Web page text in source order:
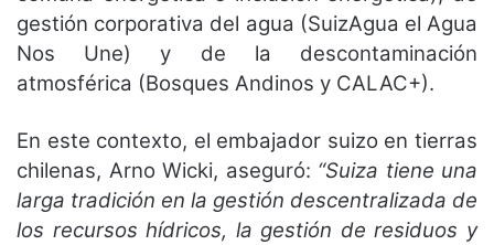
gestión corporativa del agua (SuizAgua el Agua
Nos Une) y de la descontaminación
atmosférica (Bosques Andinos y CALAC+).
En este contexto, el embajador suizo en tierras
chilenas, Arno Wicki, aseguró: “Suiza tiene una
larga tradición en la gestión descentralizada de
los recursos hídricos, la gestión de residuos y